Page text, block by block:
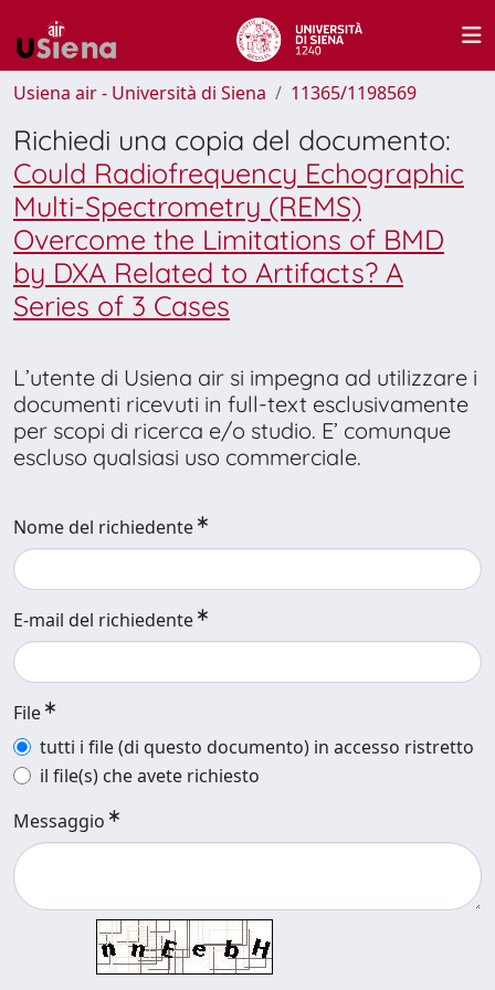
Usiena air - Università di Siena 11365/1198569
Richiedi una copia del documento:
Could Radiofrequency Echographic
Multi-Spectrometry (REMS)
Overcome the Limitations of BMD
by DXA Related to Artifacts? A
Series of 3 Cases
L’utente di Usiena air si impegna ad utilizzare i
documenti ricevuti in full-text esclusivamente
per scopi di ricerca e/o studio. E’ comunque
escluso qualsiasi uso commerciale.
Nome del richiedente
E-mail del richiedente
File
tutti i file (di questo documento) in accesso ristretto
il file(s) che avete richiesto
Messaggio